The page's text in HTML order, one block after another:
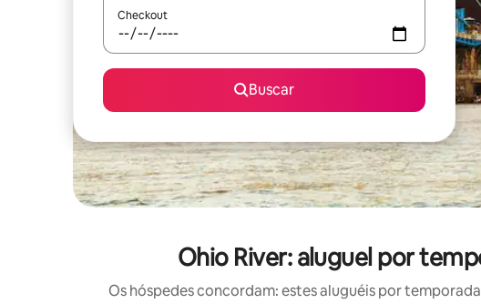
Checkout
Buscar
Ohio River: aluguel por
Os hóspedes concordam: estes aluguéis por